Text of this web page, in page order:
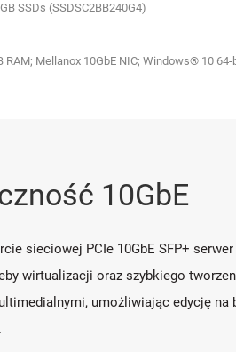
SSDs (SSDSC2BB240G4)
RAM; Mellanox 10GbE NIC; Windows® 10 64-
10GbE
sieciowej PCIe 10GbE SFP+
wirtualizacji oraz szybkiego
umożliwiając edycję